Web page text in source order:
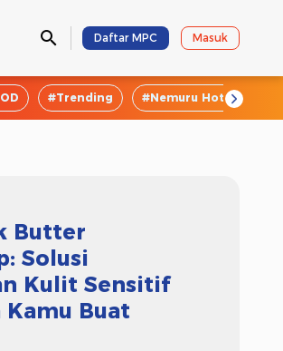
Daftar MPC Masuk
#Trending #Nemuru Hotel
Butter
Solusi
Kulit Sensitif
Kamu Buat